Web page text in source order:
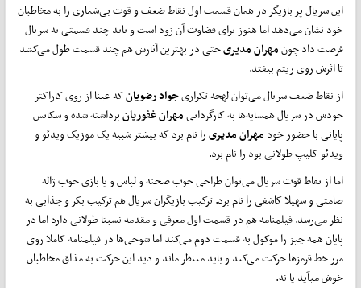
این سریال پر بازیگر در همان قسمت اول نقاط ضعف و قوت بی‌شماری را به مخاطبان
خود نشان می‌دهد اما هنوز برای قضاوت آن زود است و باید چند قسمتی به سریال
فرصت داد چونمهران مدیریحتی در بهترین آثارش هم چند قسمت طول می‌کشد
تا اثرش روی ریتم بیفتد.
از نقاط ضعف سریال می‌توان لهجه تکراریجواد رضویانکه عینا از روی کاراکتر
خودش در سریال همسایه‌ها به کارگردانیمهران غفوریانبرداشته شده و سکانس
پایانی با حضور خودمهران مدیریرا نام برد که بیشتر شبیه یک موزیک ویدئو و
ویدئو کلیپ طولانی بود را نام برد.
اما از نقاط قوت سریال می‌توان طراحی خوب صحنه و لباس و یا بازی خوب ژاله
صامتی و سهیلا کاشفی را نام برد. ترکیب بازیگران سریال هم ترکیب بکر و جذابی به
نظر می‌رسد. فیلمنامه هم در قسمت اول معرفی و مقدمه نسبتا طولانی دارد اما در
پایان همه چیز را موکول به قسمت دوم می‌کند اما شوخی‌ها در فیلمنامه کاملا روی
مرز خط قرمزها حرکت می‌کند و باید منتظر ماند و دید این حرکت به مذاق مخاطبان
خوش میآید یا نه.